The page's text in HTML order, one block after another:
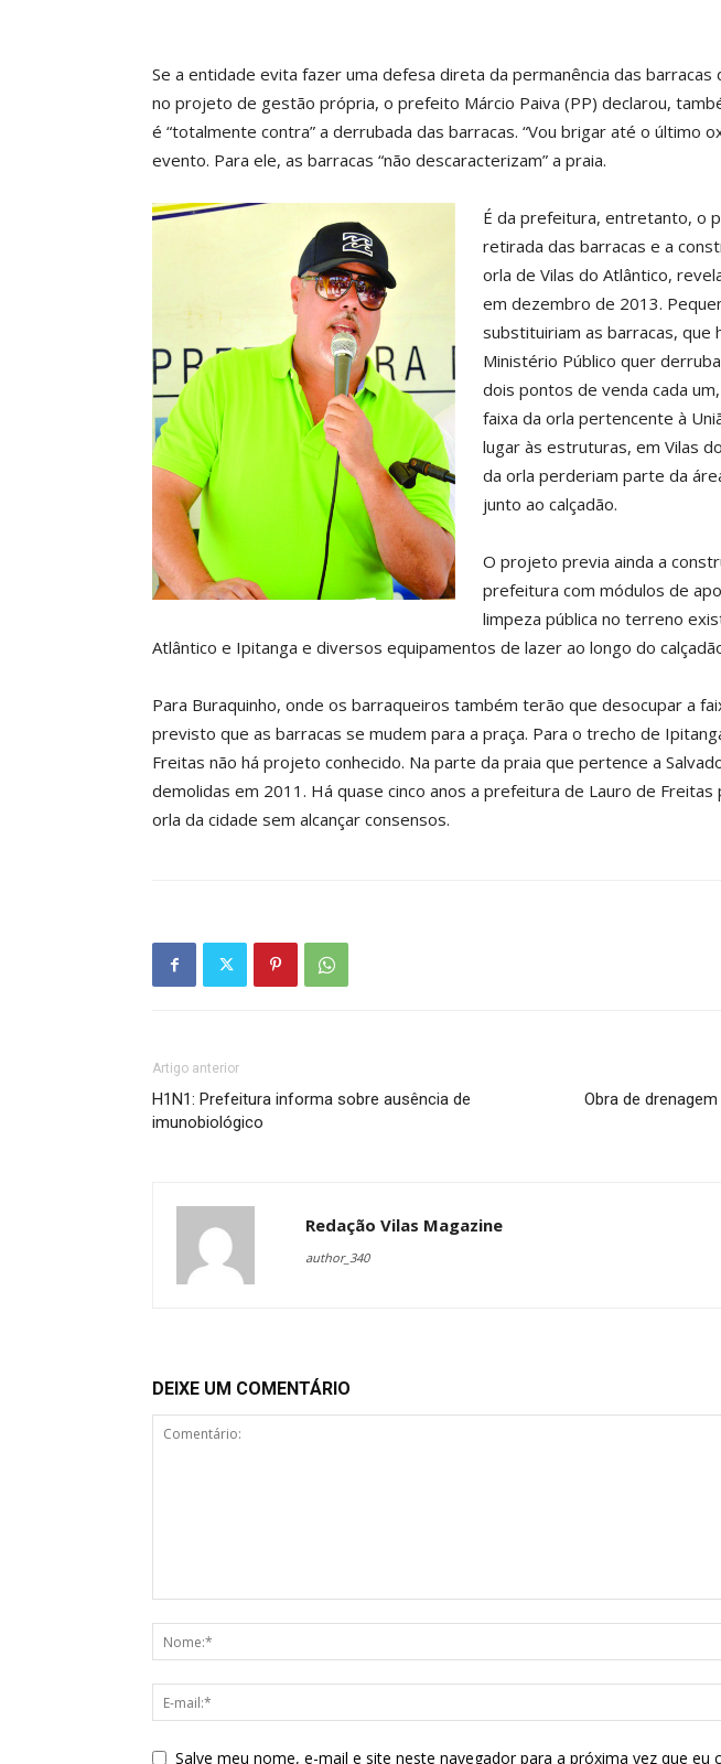
Se a entidade evita fazer uma defesa direta da permanência das barracas
no projeto de gestão própria, o prefeito Márcio Paiva (PP) declarou,
é “totalmente contra” a derrubada das barracas. “Vou brigar até o último
evento. Para ele, as barracas “não descaracterizam” a praia.
É da prefeitura, entretanto, o
retirada das barracas e a
orla de Vilas do Atlântico,
em dezembro de 2013.
substituiriam as barracas, que
Ministério Público quer
dois pontos de venda cada
faixa da orla pertencente à
lugar às estruturas, em Vilas
da orla perderiam parte da
junto ao calçadão.
O projeto previa ainda a
prefeitura com módulos de
limpeza pública no terreno
Atlântico e Ipitanga e diversos equipamentos de lazer ao longo do
Para Buraquinho, onde os barraqueiros também terão que desocupar a
previsto que as barracas se mudem para a praça. Para o trecho de
Freitas não há projeto conhecido. Na parte da praia que pertence a
demolidas em 2011. Há quase cinco anos a prefeitura de Lauro de
orla da cidade sem alcançar consensos.
Artigo anterior
H1N1: Prefeitura informa sobre ausência de
imunobiológico
Obra de
Redação Vilas Magazine
author_340
DEIXE UM COMENTÁRIO
Salve meu nome, e-mail e site neste navegador para a próxima vez que eu